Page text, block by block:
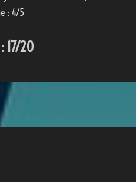
: 4/5
17/20